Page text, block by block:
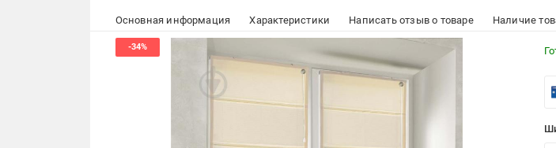
Основная информация Характеристики Написать отзыв о товаре Наличие